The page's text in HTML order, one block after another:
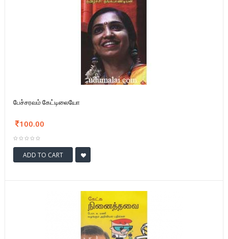
பேச்சரவம் கேட்டிலையோ
100.00
ADD TO CART